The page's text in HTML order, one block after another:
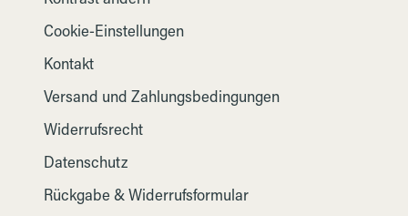
Cookie-Einstellungen
Kontakt
Versand und Zahlungsbedingungen
Widerrufsrecht
Datenschutz
Rückgabe & Widerrufsformular